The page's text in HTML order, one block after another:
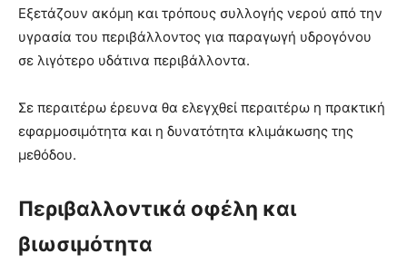
Εξετάζουν ακόμη και τρόπους συλλογής νερού από την
υγρασία του περιβάλλοντος για παραγωγή υδρογόνου
σε λιγότερο υδάτινα περιβάλλοντα.
Σε περαιτέρω έρευνα θα ελεγχθεί περαιτέρω η πρακτική
εφαρμοσιμότητα και η δυνατότητα κλιμάκωσης της
μεθόδου.
Περιβαλλοντικά οφέλη και
βιωσιμότητα